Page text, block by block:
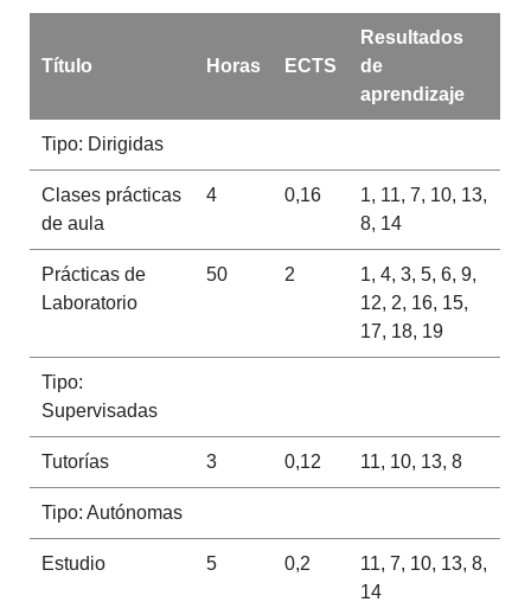
Título Horas ECTS
Resultados
de
aprendizaje
Tipo: Dirigidas
Clases prácticas
de aula
4 0,16
1, 11, 7, 10, 13,
8, 14
Prácticas de
Laboratorio
50 2
1, 4, 3, 5, 6, 9,
12, 2, 16, 15,
17, 18, 19
Tipo:
Supervisadas
Tutorías 3 0,12 11, 10, 13, 8
Tipo: Autónomas
Estudio 5 0,2
11, 7, 10, 13, 8,
14